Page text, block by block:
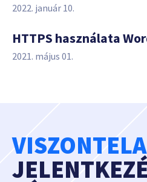
2022. január 10.
HTTPS használata
2021. május 01.